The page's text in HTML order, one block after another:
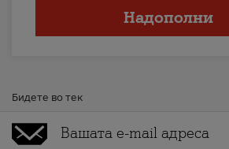
Надополни
Бидете во тек